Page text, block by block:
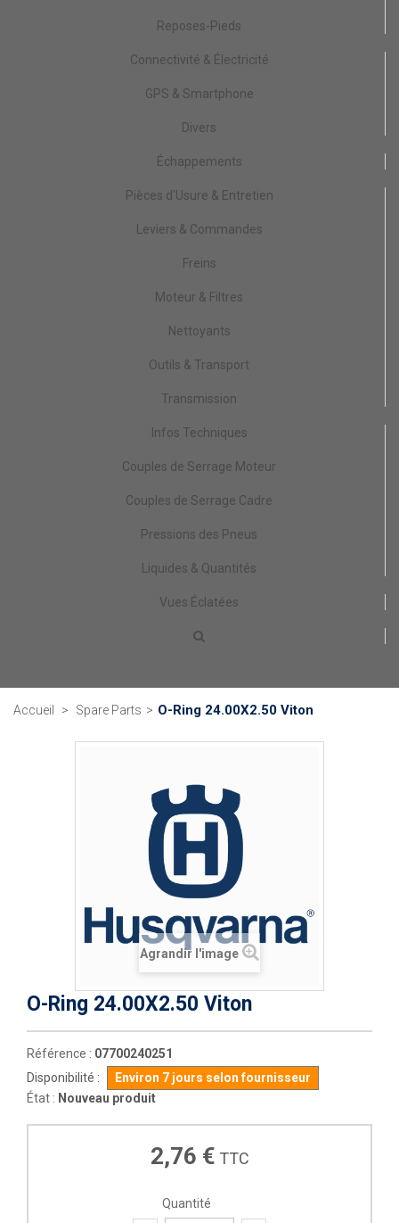
Reposes-Pieds
Connectivité & Électricité
GPS & Smartphone
Divers
Échappements
Pièces d'Usure & Entretien
Leviers & Commandes
Freins
Moteur & Filtres
Nettoyants
Outils & Transport
Transmission
Infos Techniques
Couples de Serrage Moteur
Couples de Serrage Cadre
Pressions des Pneus
Liquides & Quantités
Vues Éclatées
Accueil > Spare Parts > O-Ring 24.00X2.50 Viton
Agrandir l'image
O-Ring 24.00X2.50 Viton
Référence : 07700240251
Disponibilité :
Environ 7 jours selon fournisseur
État : Nouveau produit
2,76 € TTC
Quantité